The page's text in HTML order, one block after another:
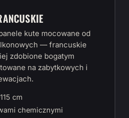
kute mocowane od
— francuskie
zdobione bogatym
na zabytkowych i
cm
chemicznymi